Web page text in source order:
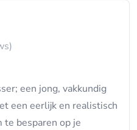
een jong, vakkundig
een eerlijk en realistisch
te besparen op je